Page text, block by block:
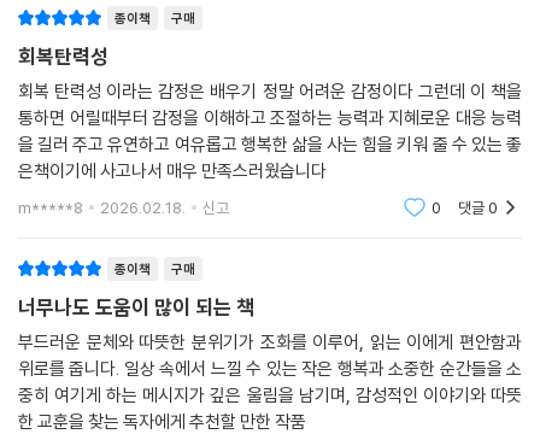
스트레이터 가와하라 미즈마루 특유의 단순한 라인, 선명하고 분명한 색감
은 이 책에서도 여지없이 돋보인다. 특히 친근하고 귀여운 주인공의 외모
와 표정, 행동, 주인공이 처한 모든 상황은 유아 독자들이 책 속의 아이와
자신을 동일시하고 내용에 몰입하게 한다. 때로는 부드러운, 때로는 단호
한 어투로 마음을 강하게 해 줄 방법들을 제안하고 실천할 수 있도록 독려
하는 단순하고 명쾌한 문장에는 힘이 있다.
『소중해 소중해 너의 마음도』는 아이가 혼자 읽기에도, 어른이 읽어 주기
에도, 어른이 혼자 읽기에도 알맞은 패밀리 그림책인 동시에 회복탄력성에
관한 바람직한 교육관을 세우는 데 도움을 줄 양육 지침서이기도 하다. 특
히 어른들에게는 책의 말미에 실어 둔 저자와 최성애 박사의 도움글을 거
듭 읽어 보기를 권한다. 회복탄력성이 무엇인지, 왜 필요한지, 그래서 이 책
이 어떤 도움을 줄 수 있을지 두 전문가가 정확하고 명쾌하게 짚어 준다.
- 박소희 (늘푸른도서관 관장, 북스타트코리아 상임위원)
종이책 구매
회복탄력성
회복 탄력성 이라는 감정은 배우기 정말 어려운 감정이다 그런데 이 책을
통하면 어릴때부터 감정을 이해하고 조절하는 능력과 지혜로운 대응 능력
을 길러 주고 유연하고 여유롭고 행복한 삶을 사는 힘을 키워 줄 수 있는 좋
은책이기에 사고나서 매우 만족스러웠습니다
m*****8 2026.02.18. 신고 0 댓글0
종이책 구매
너무나도 도움이 많이 되는 책
부드러운 문체와 따뜻한 분위기가 조화를 이루어, 읽는 이에게 편안함과
위로를 줍니다. 일상 속에서 느낄 수 있는 작은 행복과 소중한 순간들을 소
중히 여기게 하는 메시지가 깊은 울림을 남기며, 감성적인 이야기와 따뜻
한 교훈을 찾는 독자에게 추천할 만한 작품